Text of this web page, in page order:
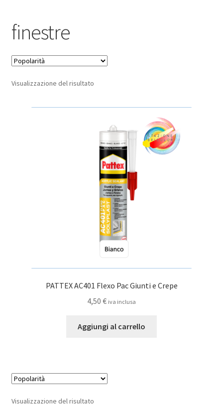
finestre
Visualizzazione del risultato
PATTEX AC401 Flexo Pac Giunti e Crepe
4,50 € iva inclusa
Aggiungi al carrello
Visualizzazione del risultato